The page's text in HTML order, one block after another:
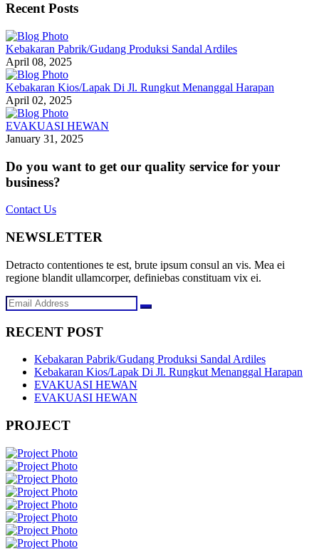
Recent Posts
Kebakaran Pabrik/Gudang Produksi Sandal Ardiles
April 08, 2025
Kebakaran Kios/Lapak Di Jl. Rungkut Menanggal Harapan
April 02, 2025
EVAKUASI HEWAN
January 31, 2025
Do you want to get our quality service for your
business?
Contact Us
NEWSLETTER
Detracto contentiones te est, brute ipsum consul an vis. Mea ei
regione blandit ullamcorper, definiebas constituam vix ei.
RECENT POST
Kebakaran Pabrik/Gudang Produksi Sandal Ardiles
Kebakaran Kios/Lapak Di Jl. Rungkut Menanggal Harapan
EVAKUASI HEWAN
EVAKUASI HEWAN
PROJECT